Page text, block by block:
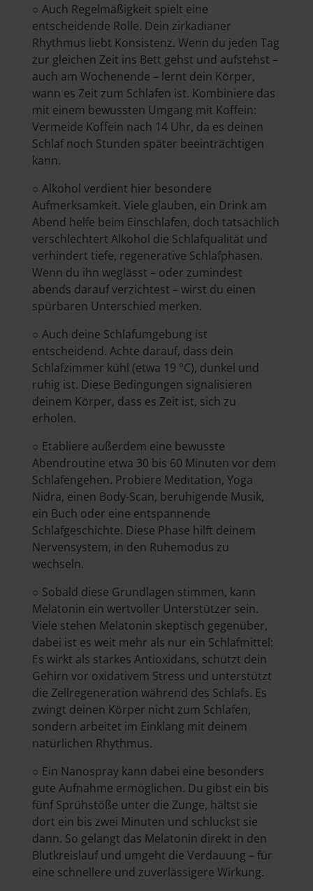
○ Auch Regelmäßigkeit spielt eine
entscheidende Rolle. Dein zirkadianer
Rhythmus liebt Konsistenz. Wenn du jeden Tag
zur gleichen Zeit ins Bett gehst und aufstehst –
auch am Wochenende – lernt dein Körper,
wann es Zeit zum Schlafen ist. Kombiniere das
mit einem bewussten Umgang mit Koffein:
Vermeide Koffein nach 14 Uhr, da es deinen
Schlaf noch Stunden später beeinträchtigen
kann.
○ Alkohol verdient hier besondere
Aufmerksamkeit. Viele glauben, ein Drink am
Abend helfe beim Einschlafen, doch tatsächlich
verschlechtert Alkohol die Schlafqualität und
verhindert tiefe, regenerative Schlafphasen.
Wenn du ihn weglässt – oder zumindest
abends darauf verzichtest – wirst du einen
spürbaren Unterschied merken.
○ Auch deine Schlafumgebung ist
entscheidend. Achte darauf, dass dein
Schlafzimmer kühl (etwa 19 °C), dunkel und
ruhig ist. Diese Bedingungen signalisieren
deinem Körper, dass es Zeit ist, sich zu
erholen.
○ Etabliere außerdem eine bewusste
Abendroutine etwa 30 bis 60 Minuten vor dem
Schlafengehen. Probiere Meditation, Yoga
Nidra, einen Body-Scan, beruhigende Musik,
ein Buch oder eine entspannende
Schlafgeschichte. Diese Phase hilft deinem
Nervensystem, in den Ruhemodus zu
wechseln.
○ Sobald diese Grundlagen stimmen, kann
Melatonin ein wertvoller Unterstützer sein.
Viele stehen Melatonin skeptisch gegenüber,
dabei ist es weit mehr als nur ein Schlafmittel:
Es wirkt als starkes Antioxidans, schützt dein
Gehirn vor oxidativem Stress und unterstützt
die Zellregeneration während des Schlafs. Es
zwingt deinen Körper nicht zum Schlafen,
sondern arbeitet im Einklang mit deinem
natürlichen Rhythmus.
○ Ein Nanospray kann dabei eine besonders
gute Aufnahme ermöglichen. Du gibst ein bis
fünf Sprühstöße unter die Zunge, hältst sie
dort ein bis zwei Minuten und schluckst sie
dann. So gelangt das Melatonin direkt in den
Blutkreislauf und umgeht die Verdauung – für
eine schnellere und zuverlässigere Wirkung.